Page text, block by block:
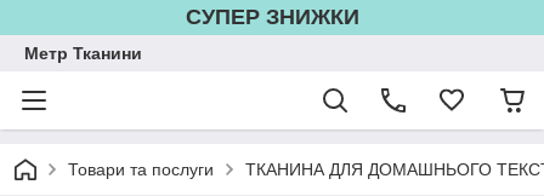
СУПЕР ЗНИЖКИ
Метр Тканини
Товари та послуги ТКАНИНА ДЛЯ ДОМАШНЬОГО